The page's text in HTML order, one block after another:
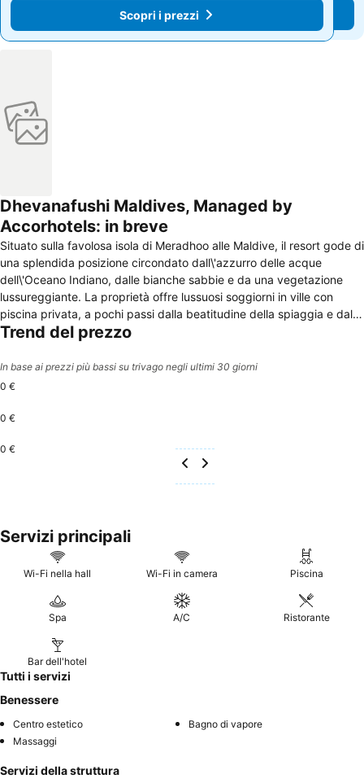
Scopri i prezzi
Scopri i prezzi
Dhevanafushi Maldives, Managed by
Accorhotels: in breve
Situato sulla favolosa isola di Meradhoo alle Maldive, il resort gode di
una splendida posizione circondato dall\'azzurro delle acque
dell\'Oceano Indiano, dalle bianche sabbie e da una vegetazione
lussureggiante. La proprietà offre lussuosi soggiorni in ville con
piscina privata, a pochi passi dalla beatitudine della spiaggia e dalla
limpida acqua cristallina. Le spaziose ville del resort dispongono di
maggiordomo personalizzato. Oziosi pomeriggi possono essere
trascorsi trastullandosi nei salotti all\'aperto o godendosi un
possono divertirsi dedicandosi a pesca, immersioni e windsurf. Il
asiatiche ed internazionali, nonché due sofisticati e moderni bar sulla
spiaggia, rendendo complessivamente questo il luogo ideale per
una vacanza magica ed indimenticabile.
Trend del prezzo
In base ai prezzi più bassi su trivago negli ultimi 30 giorni
0 €
0 €
0 €
Servizi principali
Wi-Fi nella hall Wi-Fi in camera Piscina
Spa A/C Ristorante
Bar dell'hotel
Tutti i servizi
Benessere
Centro estetico
Bagno di vapore
Massaggi
Servizi della struttura